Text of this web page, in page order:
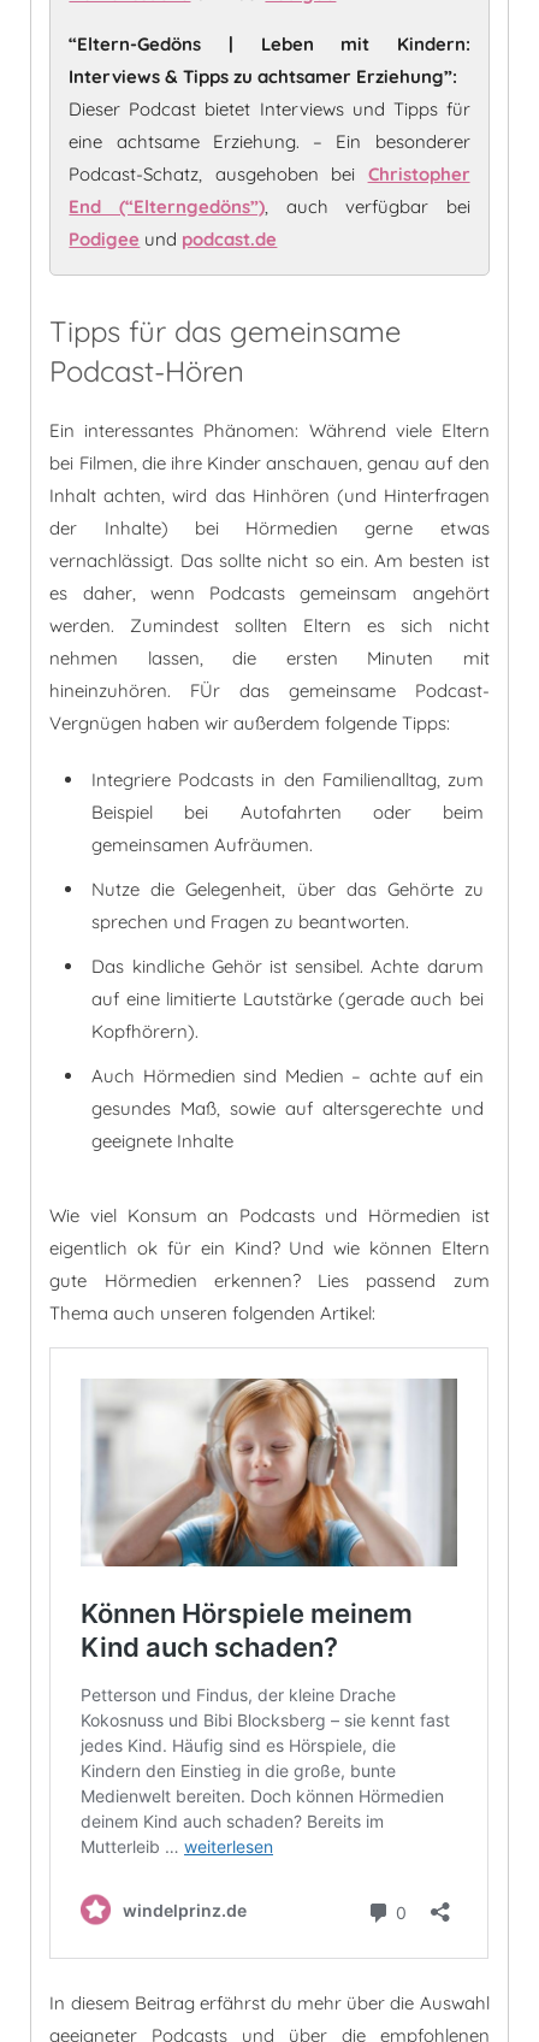
“Eltern-Gedöns | Leben mit Kindern:
Interviews & Tipps zu achtsamer Erziehung”:
Dieser Podcast bietet Interviews und Tipps für
eine achtsame Erziehung. – Ein besonderer
Podcast-Schatz, ausgehoben bei Christopher
End (“Elterngedöns”), auch verfügbar bei
Podigee und podcast.de
Tipps für das gemeinsame
Podcast-Hören
Ein interessantes Phänomen: Während viele Eltern
bei Filmen, die ihre Kinder anschauen, genau auf den
Inhalt achten, wird das Hinhören (und Hinterfragen
der Inhalte) bei Hörmedien gerne etwas
vernachlässigt. Das sollte nicht so ein. Am besten ist
es daher, wenn Podcasts gemeinsam angehört
werden. Zumindest sollten Eltern es sich nicht
nehmen lassen, die ersten Minuten mit
hineinzuhören. FÜr das gemeinsame Podcast-
Vergnügen haben wir außerdem folgende Tipps:
Integriere Podcasts in den Familienalltag, zum
Beispiel bei Autofahrten oder beim
gemeinsamen Aufräumen.
Nutze die Gelegenheit, über das Gehörte zu
sprechen und Fragen zu beantworten.
Das kindliche Gehör ist sensibel. Achte darum
auf eine limitierte Lautstärke (gerade auch bei
Kopfhörern).
Auch Hörmedien sind Medien – achte auf ein
gesundes Maß, sowie auf altersgerechte und
geeignete Inhalte
Wie viel Konsum an Podcasts und Hörmedien ist
eigentlich ok für ein Kind? Und wie können Eltern
gute Hörmedien erkennen? Lies passend zum
Thema auch unseren folgenden Artikel:
In diesem Beitrag erfährst du mehr über die Auswahl
geeigneter Podcasts und über die empfohlenen